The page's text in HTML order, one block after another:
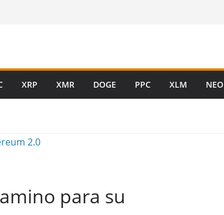
XRP XMR DOGE PPC XLM NEO
para su